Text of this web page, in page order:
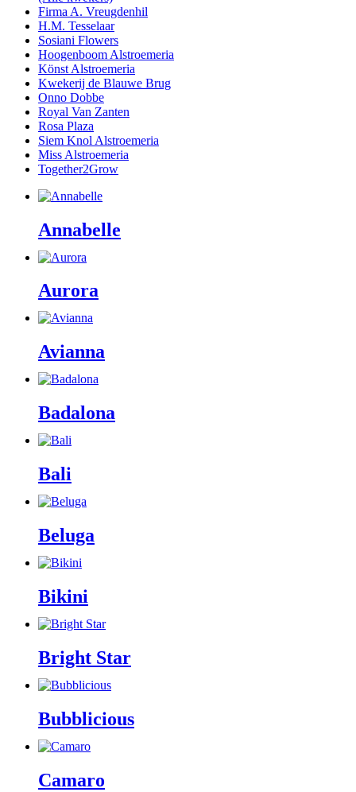
Firma A. Vreugdenhil
H.M. Tesselaar
Sosiani Flowers
Hoogenboom Alstroemeria
Könst Alstroemeria
Kwekerij de Blauwe Brug
Onno Dobbe
Royal Van Zanten
Rosa Plaza
Siem Knol Alstroemeria
Miss Alstroemeria
Together2Grow
Annabelle
Aurora
Avianna
Badalona
Bali
Beluga
Bikini
Bright Star
Bubblicious
Camaro